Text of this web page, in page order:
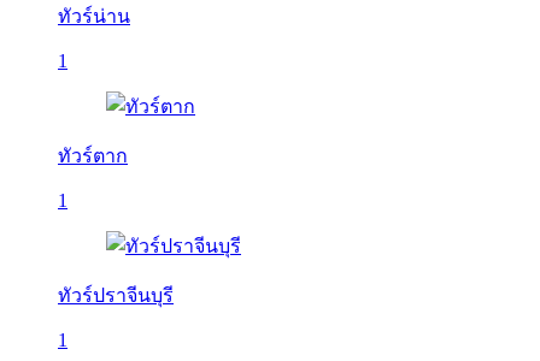
ทัวร์น่าน
1
ทัวร์ตาก
1
ทัวร์ปราจีนบุรี
1